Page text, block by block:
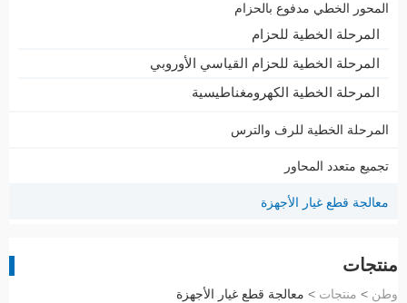
المحور الخطي مدفوع بالحزام
المرحلة الخطية للحزام
المرحلة الخطية للحزام القياسي الأوروبي
المرحلة الخطية الكهرومغناطيسية
المرحلة الخطية للرف والترس
تجميع متعدد المحاور
معالجة قطع غيار الأجهزة
منتجات
وطن > منتجات > معالجة قطع غيار الأجهزة